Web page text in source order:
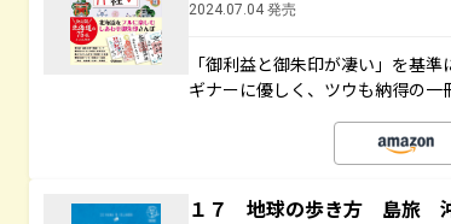
2024.07.04 発売
「御利益と御朱印が凄い」を基
ギナーに優しく、ツウも納得の一
１７ 地球の歩き方 島旅